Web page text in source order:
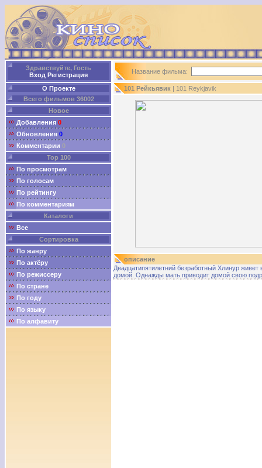
Здравствуйте, Гость
Вход Регистрация
О Проекте
Всего фильмов 36002
Новое
Добавления 0
Обновления 0
Комментарии 0
Top 100
По просмотрам
По голосам
По рейтингу
По комментариям
Каталоги
Все
Сортировка
По жанру
По актёру
По режиссеру
По стране
По году
По языку
По алфавиту
Название фильма:
101 Рейкьявик | 101 Reykjavik
описание
Двадцатипятилетний безработный Хлинур
домой. Однажды мать приводит домой свою